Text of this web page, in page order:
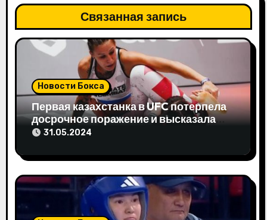
я
з
а
п
и
с
Связанная запись
Новости Бокса
Первая казахстанка в UFC потерпела
досрочное поражение и высказала
свое мнение
31.05.2024